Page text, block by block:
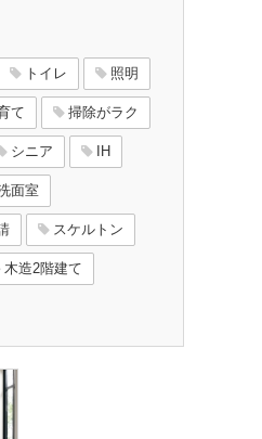
トイレ 照明
て 掃除がラク
シニア IH
面室
スケルトン
木造2階建て